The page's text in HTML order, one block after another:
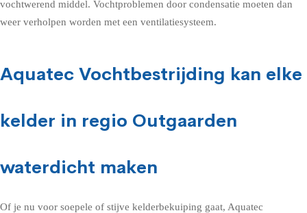
vochtwerend middel. Vochtproblemen door condensatie moeten dan
weer verholpen worden met een ventilatiesysteem.
Aquatec Vochtbestrijding kan elke
kelder in regio Outgaarden
waterdicht maken
Of je nu voor soepele of stijve kelderbekuiping gaat, Aquatec